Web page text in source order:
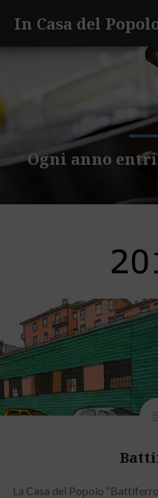
In Casa del
Ogni anno
La Casa del Popolo